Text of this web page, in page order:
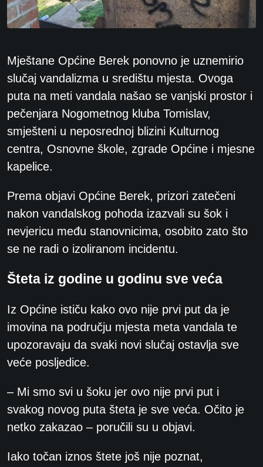
Mještane Općine Berek ponovno je uznemirio
slučaj vandalizma u središtu mjesta. Ovoga
puta na meti vandala našao se vanjski prostor i
pečenjara Nogometnog kluba Tomislav,
smješteni u neposrednoj blizini Kulturnog
centra, Osnovne škole, zgrade Općine i mjesne
kapelice.
Prema objavi Općine Berek, prizori zatečeni
nakon vandalskog pohoda izazvali su šok i
nevjericu među stanovnicima, osobito zato što
se ne radi o izoliranom incidentu.
Šteta iz godine u godinu sve veća
Iz Općine ističu kako ovo nije prvi put da je
imovina na području mjesta meta vandala te
upozoravaju da svaki novi slučaj ostavlja sve
veće posljedice.
– Mi smo svi u šoku jer ovo nije prvi put i
svakog novog puta šteta je sve veća. Očito je
netko zakazao – poručili su u objavi.
Iako točan iznos štete još nije poznat,